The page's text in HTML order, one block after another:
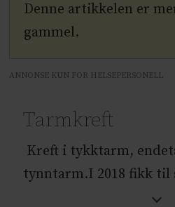
Denne artikkelen er
gammel.
ANNONSE KUN FOR HELSEPERSONELL
Tarmkreft
Kreft i tykktarm,
tynntarm.I 2018 fikk til
påvist tarmkreft i